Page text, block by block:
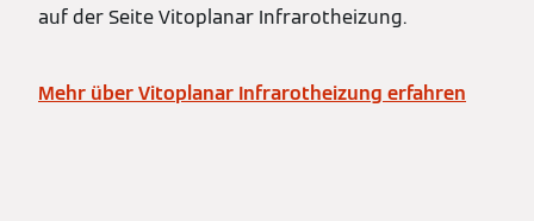
auf der Seite Vitoplanar Infrarotheizung.
Mehr über Vitoplanar Infrarotheizung erfahren